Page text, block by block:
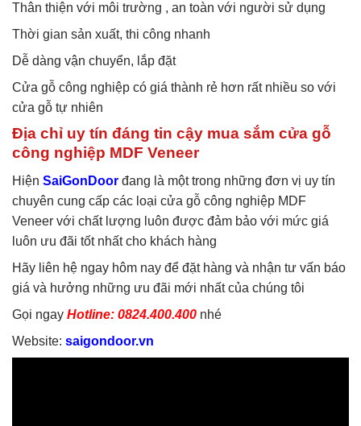
Thân thiện với môi trường , an toàn với người sử dụng
Thời gian sản xuất, thi công nhanh
Dễ dàng vận chuyển, lắp đặt
Cửa gỗ công nghiệp có giá thành rẻ hơn rất nhiều so với
cửa gỗ tự nhiên
Địa chỉ uy tín đáng tin cậy mua sắm cửa gỗ
công nghiệp MDF Veneer
Hiện SaiGonDoor đang là một trong những đơn vị uy tín
chuyên cung cấp các loại cửa gỗ công nghiệp MDF
Veneer với chất lượng luôn được đảm bảo với mức giá
luôn ưu đãi tốt nhất cho khách hàng
Hãy liên hệ ngay hôm nay để đặt hàng và nhận tư vấn báo
giá và hưởng những ưu đãi mới nhất của chúng tôi
Gọi ngay Hotline: 0824.400.400 nhé
Website: saigondoor.vn